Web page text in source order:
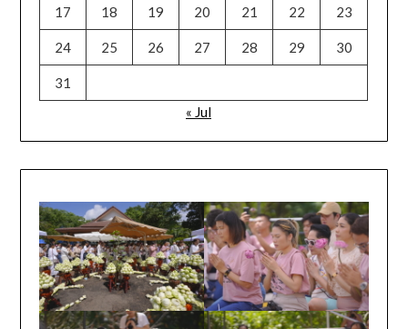
17 18 19 20 21 22 23
24 25 26 27 28 29 30
31
« Jul